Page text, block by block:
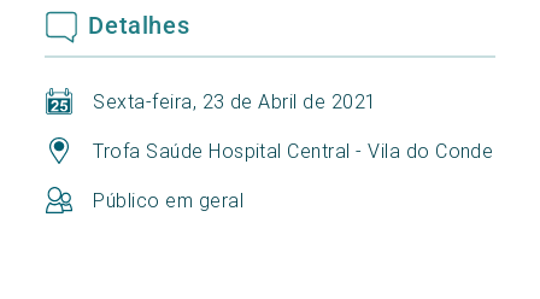
Detalhes
Sexta-feira, 23 de Abril de 2021
Trofa Saúde Hospital Central - Vila do Conde
Público em geral